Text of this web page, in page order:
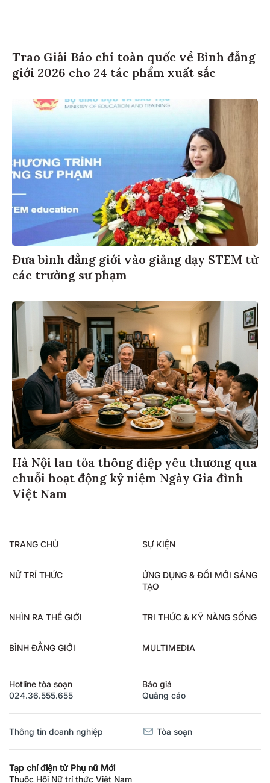
Trao Giải Báo chí toàn quốc về Bình đẳng
giới 2026 cho 24 tác phẩm xuất sắc
Đưa bình đẳng giới vào giảng dạy STEM từ
các trường sư phạm
Hà Nội lan tỏa thông điệp yêu thương qua
chuỗi hoạt động kỷ niệm Ngày Gia đình
Việt Nam
TRANG CHỦ SỰ KIỆN
NỮ TRÍ THỨC
ỨNG DỤNG & ĐỔI MỚI SÁNG
TẠO
NHÌN RA THẾ GIỚI TRI THỨC & KỸ NĂNG SỐNG
BÌNH ĐẲNG GIỚI MULTIMEDIA
Hotline tòa soạn
024.36.555.655
Báo giá
Quảng cáo
Thông tin doanh nghiệp Tòa soạn
Tạp chí điện tử Phụ nữ Mới
Thuộc Hội Nữ trí thức Việt Nam